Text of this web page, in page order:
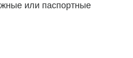
или паспортные